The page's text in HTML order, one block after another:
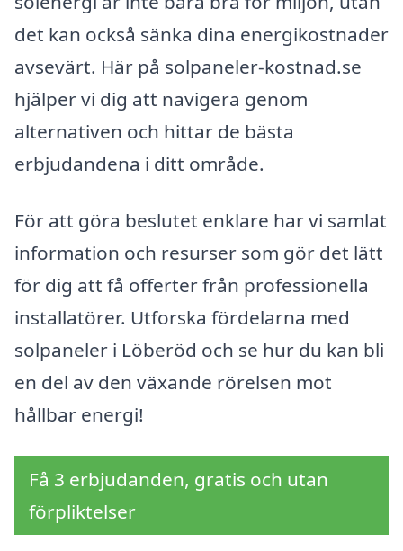
det kan också sänka dina energikostnader
avsevärt. Här på solpaneler-kostnad.se
hjälper vi dig att navigera genom
alternativen och hittar de bästa
erbjudandena i ditt område.
För att göra beslutet enklare har vi samlat
information och resurser som gör det lätt
för dig att få offerter från professionella
installatörer. Utforska fördelarna med
solpaneler i Löberöd och se hur du kan bli
en del av den växande rörelsen mot
hållbar energi!
Få 3 erbjudanden, gratis och utan
förpliktelser